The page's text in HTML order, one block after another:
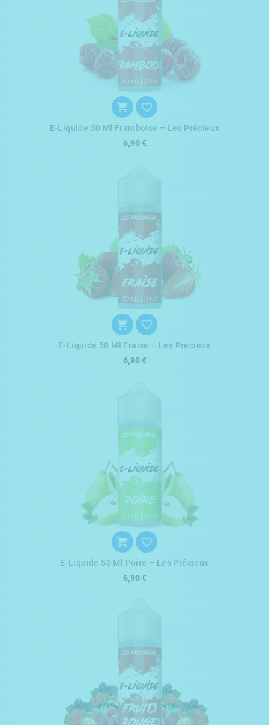
 
E-Liquide 50 Ml Framboise – Les Précieux
6,90 €
 
E-Liquide 50 Ml Fraise – Les Précieux
6,90 €
 
E-Liquide 50 Ml Poire – Les Précieux
6,90 €